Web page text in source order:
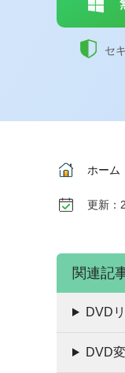
セ
ホーム
更新：
関連記
DVD
DVD